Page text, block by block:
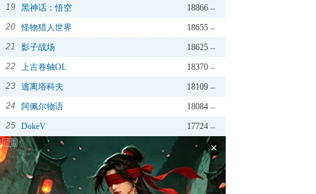
19
18866
黑神话：悟空
20
18655
怪物猎人世界
21
18625
影子战场
22
18370
上古卷轴OL
23
18109
逃离塔科夫
24
18084
阿佩尔物语
25
17724
DokeV
×